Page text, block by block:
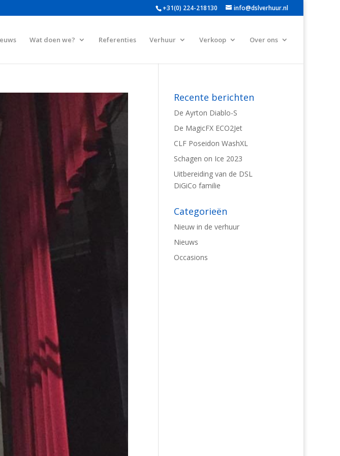
+31(0) 224-218130 info@dslverhuur.nl
Wat doen we? Referenties Verhuur Verkoop Over ons
Recente berichten
De Ayrton Diablo-S
De MagicFX ECO2Jet
CLF Poseidon WashXL
Schagen on Ice 2023
Uitbereiding van de DSL
DiGiCo familie
Categorieën
Nieuw in de verhuur
Nieuws
Occasions